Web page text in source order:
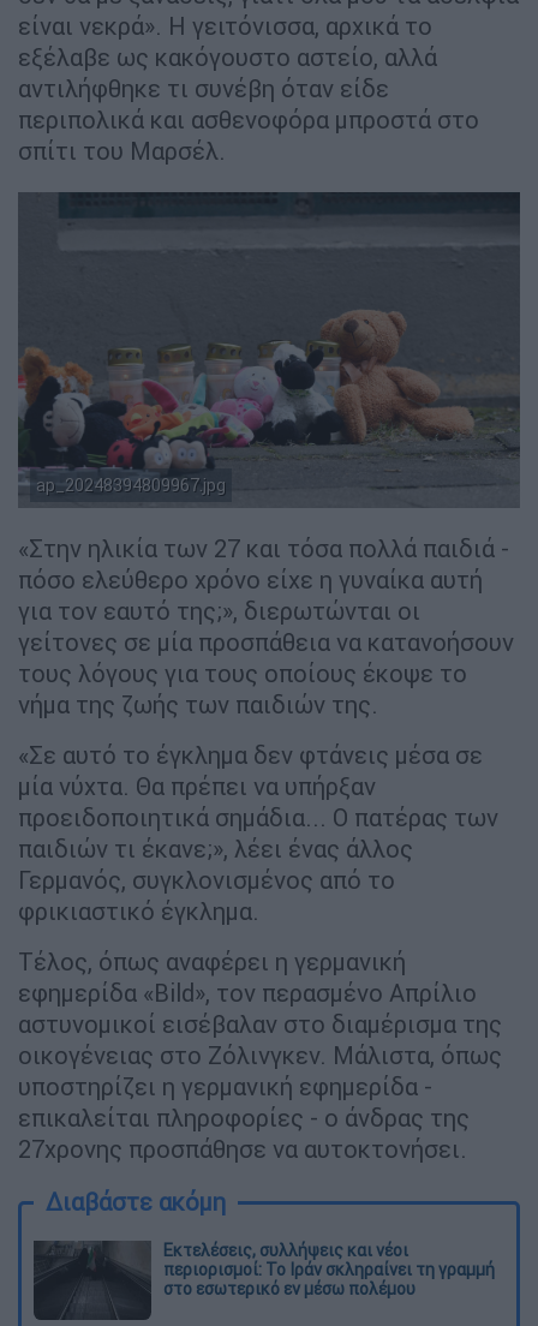
είναι νεκρά». Η γειτόνισσα, αρχικά το
εξέλαβε ως κακόγουστο αστείο, αλλά
αντιλήφθηκε τι συνέβη όταν είδε
περιπολικά και ασθενοφόρα μπροστά στο
σπίτι του Μαρσέλ.
ap_20248394809967.jpg
Αρκουδάκια στον τόπο της τραγωδίας (AP Photo/Martin
Meissner)
«Στην ηλικία των 27 και τόσα πολλά παιδιά -
πόσο ελεύθερο χρόνο είχε η γυναίκα αυτή
για τον εαυτό της;», διερωτώνται οι
γείτονες σε μία προσπάθεια να κατανοήσουν
τους λόγους για τους οποίους έκοψε το
νήμα της ζωής των παιδιών της.
«Σε αυτό το έγκλημα δεν φτάνεις μέσα σε
μία νύχτα. Θα πρέπει να υπήρξαν
προειδοποιητικά σημάδια... Ο πατέρας των
παιδιών τι έκανε;», λέει ένας άλλος
Γερμανός, συγκλονισμένος από το
φρικιαστικό έγκλημα.
Τέλος, όπως αναφέρει η γερμανική
εφημερίδα «Bild», τον περασμένο Απρίλιο
αστυνομικοί εισέβαλαν στο διαμέρισμα της
οικογένειας στο Ζόλινγκεν. Μάλιστα, όπως
υποστηρίζει η γερμανική εφημερίδα -
επικαλείται πληροφορίες - ο άνδρας της
27χρονης προσπάθησε να αυτοκτονήσει.
Διαβάστε ακόμη
Εκτελέσεις, συλλήψεις και νέοι
περιορισμοί: Το Ιράν σκληραίνει τη γραμμή
στο εσωτερικό εν μέσω πολέμου